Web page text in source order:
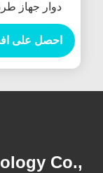
دوار جهاز
منضدة محول
سريعاحصل على
Co.,